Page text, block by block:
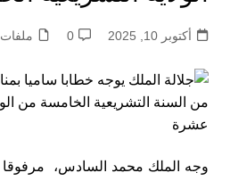
أكتوبر 10, 2025 0
وجه الملك محمد السادس، مرفوقا